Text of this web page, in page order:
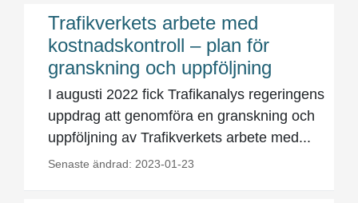
Trafikverkets arbete med
kostnadskontroll – plan för
granskning och uppföljning
I augusti 2022 fick Trafikanalys regeringens
uppdrag att genomföra en granskning och
uppföljning av Trafikverkets arbete med...
Senaste ändrad: 2023-01-23